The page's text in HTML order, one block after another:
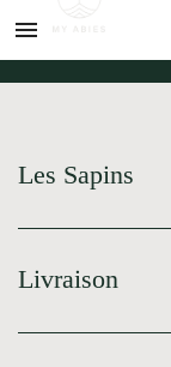

Les Sapins
Livraison